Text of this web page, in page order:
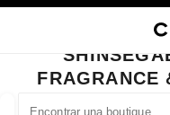
CERRAR TARJETA DE
FRAGRANCE